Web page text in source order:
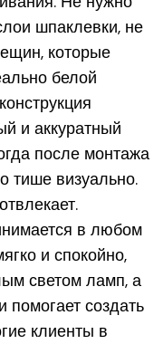
шпаклевки, не
которые
белой
и аккуратный
после монтажа
тише визуально.
в любом
и спокойно,
светом ламп, а
создать
клиенты в